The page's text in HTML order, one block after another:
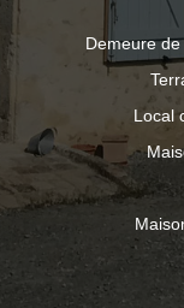
Demeure
Local